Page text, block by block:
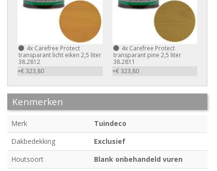
4x Carefree Protect
transparant licht eiken 2,5 liter
38.2812
+€ 323,80
4xCarefree Protect
transparant pine 2,5 liter
38.2811
+€ 323,80
Kenmerken
Merk
Tuindeco
Dakbedekking
Exclusief
Houtsoort
Blank onbehandeld vuren